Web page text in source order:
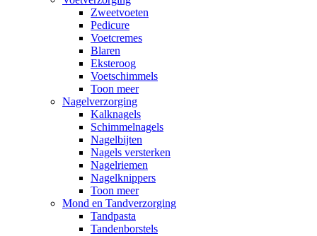
Zweetvoeten
Pedicure
Voetcremes
Blaren
Eksteroog
Voetschimmels
Toon meer
Nagelverzorging
Kalknagels
Schimmelnagels
Nagelbijten
Nagels versterken
Nagelriemen
Nagelknippers
Toon meer
Mond en Tandverzorging
Tandpasta
Tandenborstels